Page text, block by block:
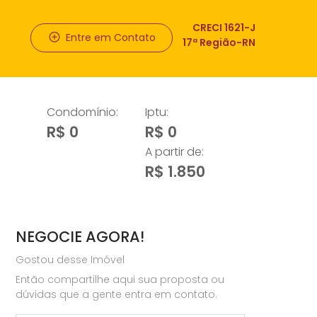
CRECI 1621-J
17ª Região-RN
Entre em Contato
Iptu:
R$ 0
Condomínio:
R$ 0
A partir de:
R$ 1.850
NEGOCIE AGORA!
Gostou desse Imóvel
Então compartilhe aqui sua proposta ou
dúvidas que a gente entra em contato.